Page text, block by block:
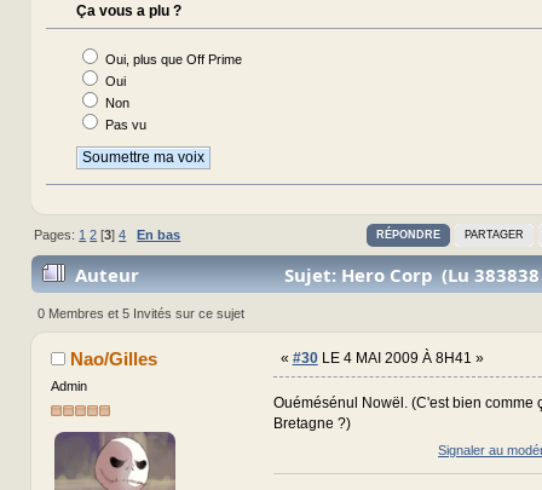
Ça vous a plu ?
Oui, plus que Off Prime
Oui
Non
Pas vu
RÉPONDRE PARTAGER
Pages: 1 2 [3]4 En bas
Auteur Sujet: Hero Corp (Lu
0 Membres et 5 Invités sur ce sujet
Nao/Gilles
Admin
« #30LE 4 MAI 2009 À 8H41 »
Ouémésénul Nowël. (C'est bien comme
Bretagne ?)
Signaler au